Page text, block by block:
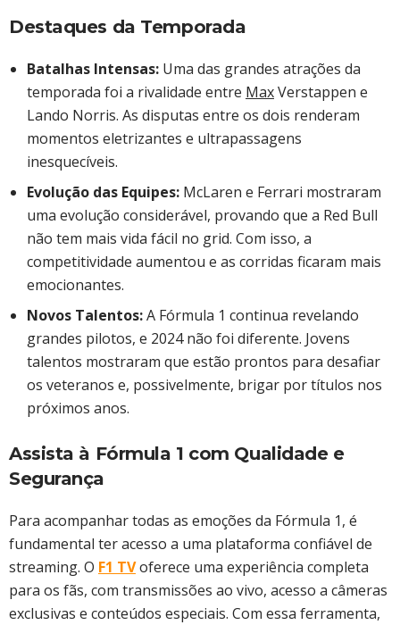
Destaques da Temporada
Batalhas Intensas: Uma das grandes atrações da
temporada foi a rivalidade entre MaxVerstappen e
Lando Norris. As disputas entre os dois renderam
momentos eletrizantes e ultrapassagens
inesquecíveis.
Evolução das Equipes: McLaren e Ferrari mostraram
uma evolução considerável, provando que a Red Bull
não tem mais vida fácil no grid. Com isso, a
competitividade aumentou e as corridas ficaram mais
emocionantes.
Novos Talentos:A Fórmula 1 continua revelando
grandes pilotos, e 2024 não foi diferente. Jovens
talentos mostraram que estão prontos para desafiar
os veteranos e, possivelmente, brigar por títulos nos
próximos anos.
Assista à Fórmula 1 com Qualidade e
Segurança
Para acompanhar todas as emoções da Fórmula 1, é
fundamental ter acesso a uma plataforma confiável de
streaming. O F1 TVoferece uma experiência completa
para os fãs, com transmissões ao vivo, acesso a câmeras
exclusivas e conteúdos especiais. Com essa ferramenta,